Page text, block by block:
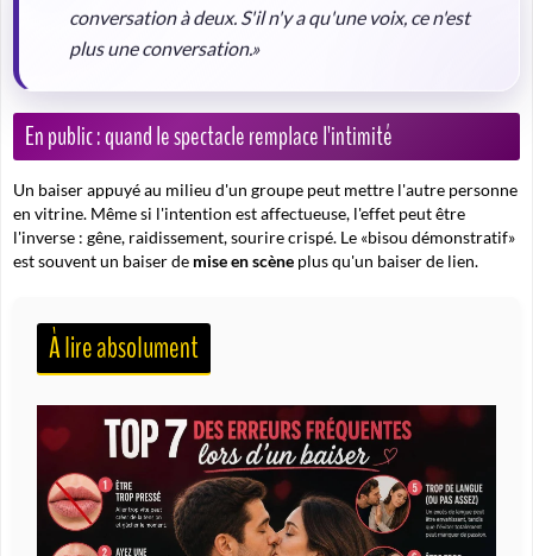
conversation à deux. S'il n'y a qu'une voix, ce n'est
plus une conversation.»
En public : quand le spectacle remplace l'intimité
Un baiser appuyé au milieu d'un groupe peut mettre l'autre personne
en vitrine. Même si l'intention est affectueuse, l'effet peut être
l'inverse : gêne, raidissement, sourire crispé. Le «bisou démonstratif»
est souvent un baiser de mise en scène plus qu'un baiser de lien.
À lire absolument